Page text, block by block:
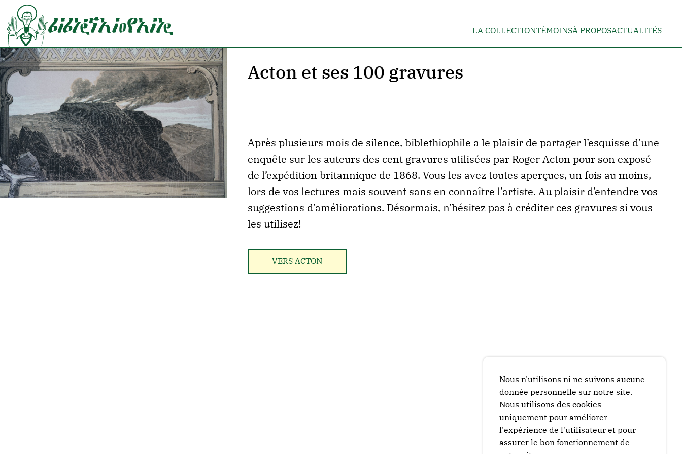
LA COLLECTIONTÉMOINSÀ PROPOSACTUALITÉS
Acton et ses 100 gravures
Après plusieurs mois de silence, biblethiophile a le plaisir de partager l’esquisse d’une
enquête sur les auteurs des cent gravures utilisées par Roger Acton pour son exposé
de l’expédition britannique de 1868. Vous les avez toutes aperçues, un fois au moins,
lors de vos lectures mais souvent sans en connaître l’artiste. Au plaisir d’entendre vos
suggestions d’améliorations. Désormais, n’hésitez pas à créditer ces gravures si vous
les utilisez!
VERS ACTON
Nous n'utilisons ni ne suivons aucune
donnée personnelle sur notre site.
Nous utilisons des cookies
uniquement pour améliorer
l'expérience de l'utilisateur et pour
assurer le bon fonctionnement de